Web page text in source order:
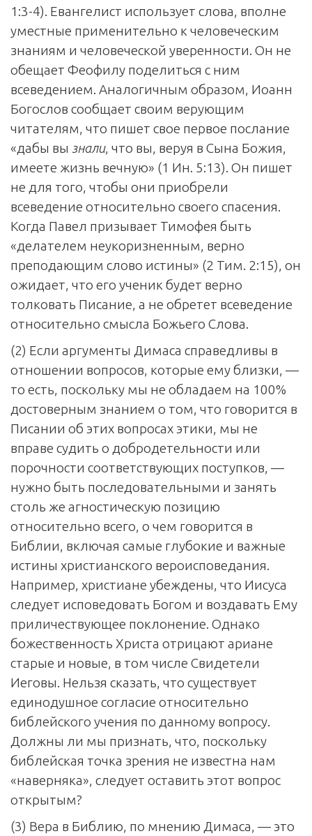
1:3-4). Евангелист использует слова, вполне
уместные применительно к человеческим
знаниям и человеческой уверенности. Он не
обещает Феофилу поделиться с ним
всеведением. Аналогичным образом, Иоанн
Богослов сообщает своим верующим
читателям, что пишет свое первое послание
«дабы вы знали, что вы, веруя в Сына Божия,
имеете жизнь вечную» (1 Ин. 5:13). Он пишет
не для того, чтобы они приобрели
всеведение относительно своего спасения.
Когда Павел призывает Тимофея быть
«делателем неукоризненным, верно
преподающим слово истины» (2 Тим. 2:15), он
ожидает, что его ученик будет верно
толковать Писание, а не обретет всеведение
относительно смысла Божьего Слова.
(2) Если аргументы Димаса справедливы в
отношении вопросов, которые ему близки, —
то есть, поскольку мы не обладаем на 100%
достоверным знанием о том, что говорится в
Писании об этих вопросах этики, мы не
вправе судить о добродетельности или
порочности соответствующих поступков, —
нужно быть последовательными и занять
столь же агностическую позицию
относительно всего, о чем говорится в
Библии, включая самые глубокие и важные
истины христианского вероисповедания.
Например, христиане убеждены, что Иисуса
следует исповедовать Богом и воздавать Ему
приличествующее поклонение. Однако
божественность Христа отрицают ариане
старые и новые, в том числе Свидетели
Иеговы. Нельзя сказать, что существует
единодушное согласие относительно
библейского учения по данному вопросу.
Должны ли мы признать, что, поскольку
библейская точка зрения не известна нам
«наверняка», следует оставить этот вопрос
открытым?
(3) Вера в Библию, по мнению Димаса, — это